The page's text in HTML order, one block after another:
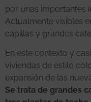
por unas importantes
Actualmente visibles
capillas y grandes
En este contexto y
viviendas de estilo
expansión de las
Se trata de grandes